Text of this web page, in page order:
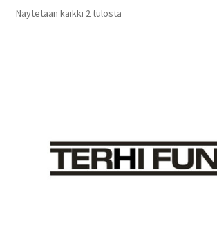
Muovitarrat & tulostetut tarrat
Silityskuvioiden kiinnitysohjeet
Näytetään kaikki 2 tulostaSuosituimmat